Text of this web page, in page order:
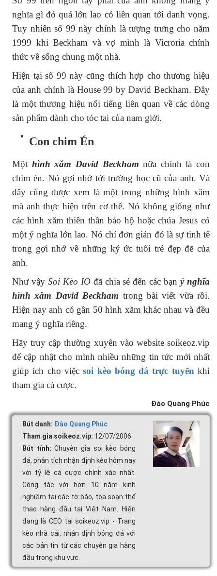
nghĩa gì đó quá lớn lao có liên quan tới danh vọng.
Tuy nhiên số 99 này chính là tượng trưng cho năm
1999 khi Beckham và vợ mình là Vicroria chính
thức về sống chung một nhà.
Hiện tại số 99 này cũng thích hợp cho thương hiệu
của anh chính là House 99 by David Beckham. Đây
là một thương hiệu nổi tiếng liên quan về các dòng
sản phẩm dành cho tóc tai của nam giới.
Con chim Én
Một hình xăm David Beckham nữa chính là con
chim én. Nó gợi nhớ tới trường học cũ của anh. Và
đây cũng được xem là một trong những hình xăm
mà anh thực hiện trên cơ thể. Nó không giống như
các hình xăm thiên thần bảo hộ hoặc chúa Jesus có
một ý nghĩa lớn lao. Nó chỉ đơn giản đó là sự tinh tế
trong gợi nhớ về những ký ức tuổi trẻ đẹp đẽ của
anh.
Như vậy Soi Kèo IOđã chia sẻ đến các bạný nghĩa
hình xăm David Beckham trong bài viết vừa rồi.
Hiện nay anh có gần 50 hình xăm khác nhau và đều
mang ý nghĩa riêng.
Hãy truy cập thường xuyên vào website soikeoz.vip
để cập nhật cho mình nhiều những tin tức mới nhất
giúp ích cho việcsoi kèo bóng đá trực tuyến khi
tham gia cá cược.
Đào Quang Phúc
Bút danh: Đào Quang Phúc
Tham gia soikeoz.vip: 12/07/2006
Bút tính: Chuyên gia soi kèo bóng
đá, phân tích nhận định kèo hôm nay
với tỷ lệ cá cược chính xác nhất.
Công tác với hơn 10 năm kinh
nghiệm tại các tờ báo, tòa soạn thể
thao hàng đầu tại Việt Nam. Hiện
đang là CEO tại soikeoz.vip - Trang
kèo nhà cái, nhận định bóng đá với
các bản tin từ các chuyên gia hàng
đầu trong khu vực.